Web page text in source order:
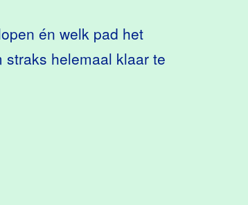
én welk pad het
straks helemaal klaar te